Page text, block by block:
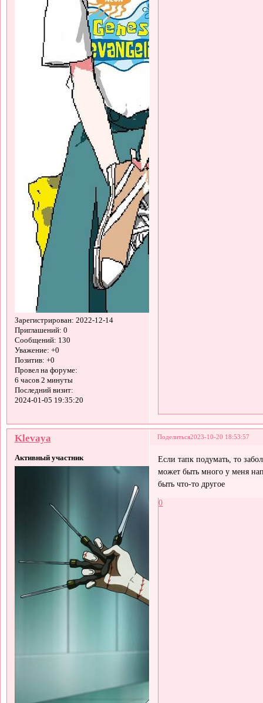
Зарегистрирован: 2022-12-14
Приглашений: 0
Сообщений: 130
Уважение: +0
Позитив: +0
Провел на форуме:
6 часов 2 минуты
Последний визит:
2024-01-05 19:35:20
Поделиться2023-10-20 18:53:57
Klevaya
Активный участник
Если тапк подумать, то
может быть много у меня
быть что-то другое
0